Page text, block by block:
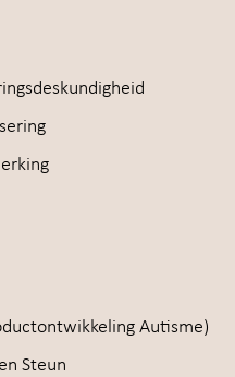
Autisme)
Steun